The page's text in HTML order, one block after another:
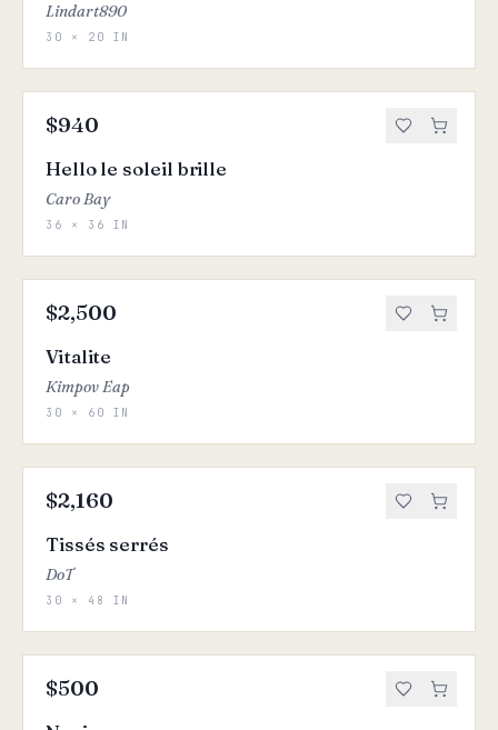
Lindart890
30 × 20 IN
$940
Hello le soleil brille
Caro Bay
36 × 36 IN
$2,500
Vitalite
Kimpov Eap
30 × 60 IN
$2,160
Tissés serrés
DoT
30 × 48 IN
$500